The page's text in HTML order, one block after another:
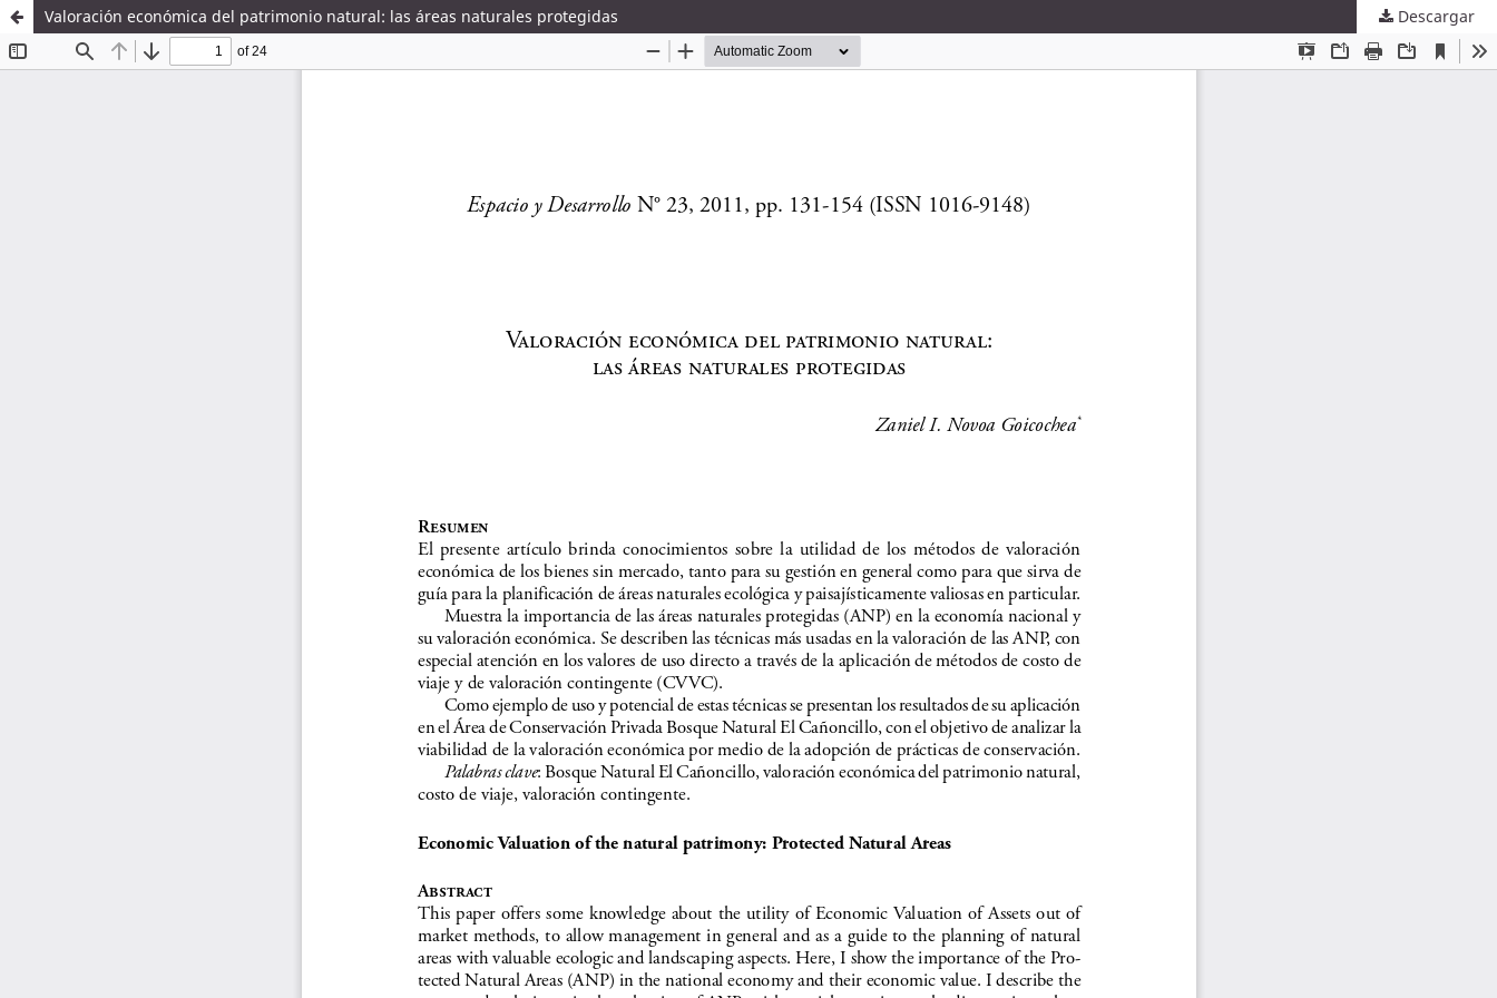
Valoración económica del patrimonio natural: las áreas naturales protegidas Descargar